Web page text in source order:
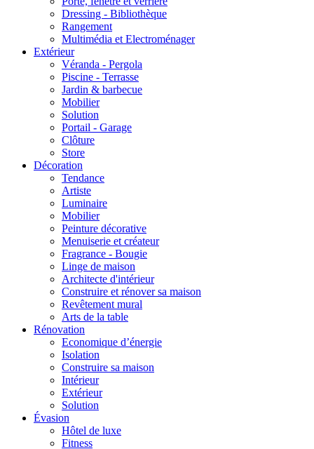
Dressing - Bibliothèque
Rangement
Multimédia et Electroménager
Extérieur
Véranda - Pergola
Piscine - Terrasse
Jardin & barbecue
Mobilier
Solution
Portail - Garage
Clôture
Store
Décoration
Tendance
Artiste
Luminaire
Mobilier
Peinture décorative
Menuiserie et créateur
Fragrance - Bougie
Linge de maison
Architecte d'intérieur
Construire et rénover sa maison
Revêtement mural
Arts de la table
Rénovation
Economique d’énergie
Isolation
Construire sa maison
Intérieur
Extérieur
Solution
Évasion
Hôtel de luxe
Fitness